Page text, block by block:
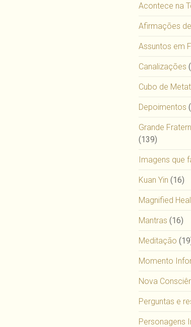
Acontece na
Afirmações
Assuntos em
Canalizações
Cubo de
Depoimentos
Grande
(139)
Imagens que
Kuan Yin (16)
Magnified
Mantras (16)
Meditação
Momento
Nova
Perguntas e
Personagens